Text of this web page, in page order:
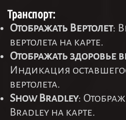
Транспорт:
Отображать Вертолет:
вертолета на карте.
Отображать здоровье
Индикация
вертолета.
Show Bradley:
Bradley на карте.